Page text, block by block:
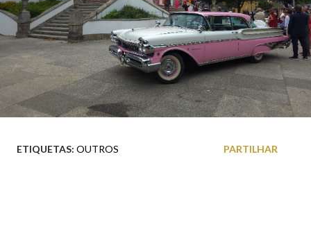
ETIQUETAS: OUTROS PARTILHAR